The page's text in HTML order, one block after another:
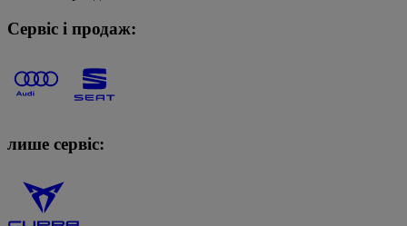
Сервіс і продаж:
лише сервіс: